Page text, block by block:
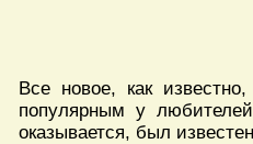
Все новое, как
популярным у
оказывается, был